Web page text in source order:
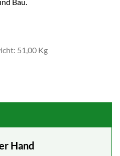
51,00 Kg
Hand